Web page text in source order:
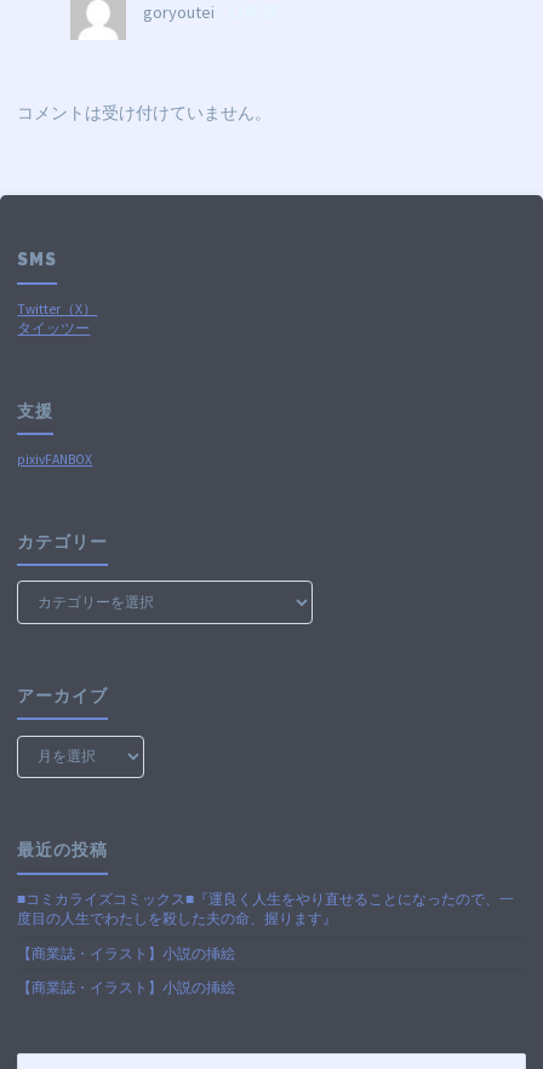
goryoutei
コメントは受け付けていません。
SMS
Twitter（X）
タイッツー
支援
pixivFANBOX
カテゴリー
カ
ゴ
アーカイブ
ア
カ
最近の投稿
■コミカライズコミックス■『運良く人生をやり直せることになったので、一
度目の人生でわたしを殺した夫の命、握ります』
【商業誌・イラスト】小説の挿絵
【商業誌・イラスト】小説の挿絵